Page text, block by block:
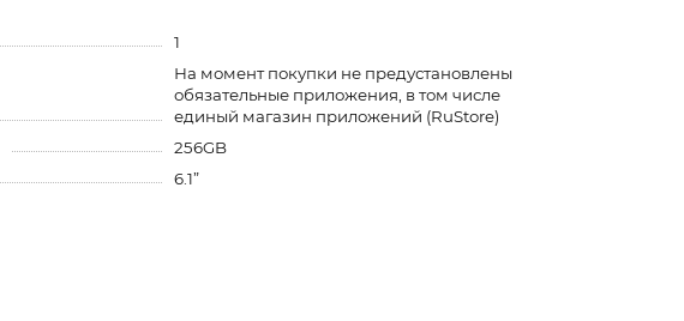
1
На момент покупки не предустановлены
обязательные приложения, в том числе
единый магазин приложений (RuStore)
256GB
6.1”